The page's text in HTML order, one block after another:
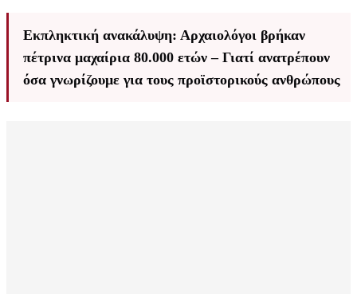
Εκπληκτική ανακάλυψη: Αρχαιολόγοι βρήκαν
πέτρινα μαχαίρια 80.000 ετών – Γιατί ανατρέπουν
όσα γνωρίζουμε για τους προϊστορικούς ανθρώπους